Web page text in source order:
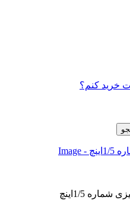
خرید کنم؟
1/5اینچ